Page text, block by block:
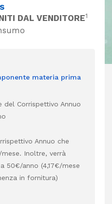
DAL VENDITORE1
materia prima
del Corrispettivo Annuo
Annuo che
Inoltre, verrà
50€/anno (4,17€/mese
in fornitura)